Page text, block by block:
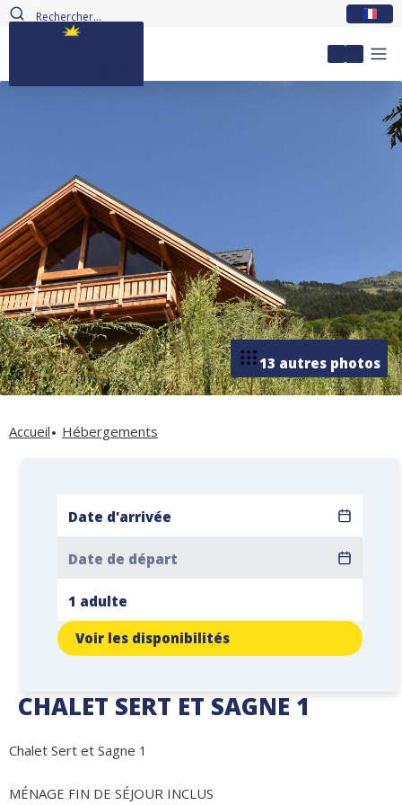
Mon
13 autres photos
Accueil Hébergements
CHALET SERT ET SAGNE 1
Chalet Sert et Sagne 1
MÉNAGE FIN DE SÉJOUR INCLUS
Voir les disponibilités